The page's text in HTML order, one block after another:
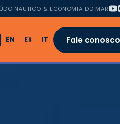
NÁUTICO & ECONOMIA DO MAR
EN ES IT Fale conosco